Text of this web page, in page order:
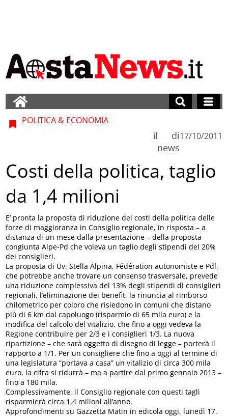
POLITICA & ECONOMIA
di
news
il 17/10/2011
Costi della politica, taglio
da 1,4 milioni
E’ pronta la proposta di riduzione dei costi della politica delle
forze di maggioranza in Consiglio regionale, in risposta – a
distanza di un mese dalla presentazione – della proposta
congiunta Alpe-Pd che voleva un taglio degli stipendi del 20%
dei consiglieri.
La proposta di Uv, Stella Alpina, Fédération autonomiste e Pdl,
che potrebbe anche trovare un consenso trasversale, prevede
una riduzione complessiva del 13% degli stipendi di consiglieri
regionali, l’eliminazione dei benefit, la rinuncia al rimborso
chilometrico per coloro che risiedono in comuni che distano
più di 6 km dal capoluogo (risparmio di 65 mila euro) e la
modifica del calcolo del vitalizio, che fino a oggi vedeva la
Regione contribuire per 2/3 e i consiglieri 1/3. La nuova
ripartizione – che sarà oggetto di disegno di legge – porterà il
rapporto a 1/1. Per un consigliere che fino a oggi al termine di
una legislatura “portava a casa” un vitalizio di circa 300 mila
euro, la cifra si ridurrà – ma a partire dal primo gennaio 2013 –
fino a 180 mila.
Complessivamente, il Consiglio regionale con questi tagli
risparmierà circa 1,4 milioni all’anno.
Approfondimenti su Gazzetta Matin in edicola oggi, lunedì 17.